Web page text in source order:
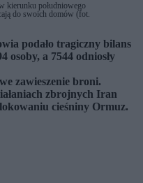
kierunku południowego
do swoich domów (fot.
podało tragiczny bilans
osoby, a 7544 odniosły
zawieszenie broni.
zbrojnych Iran
cieśniny Ormuz.